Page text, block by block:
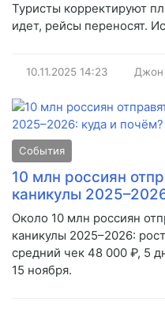
Туристы корректируют
идет, рейсы переносят.
10.11.2025 14:23 Джон
События
10 млн россиян
каникулы
Около 10 млн россиян
каникулы 2025–2026:
средний чек 48 000 ₽, 5
15 ноября.